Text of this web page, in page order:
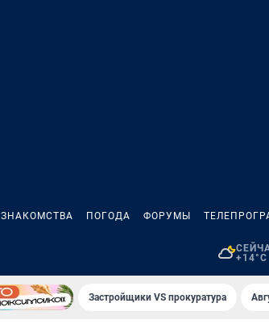
ЗНАКОМСТВА ПОГОДА ФОРУМЫ
+14°C
Застройщики VS прокуратура